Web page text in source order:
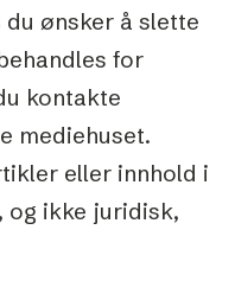
ønsker å slette
for
kontakte
mediehuset.
eller innhold i
og ikke juridisk,